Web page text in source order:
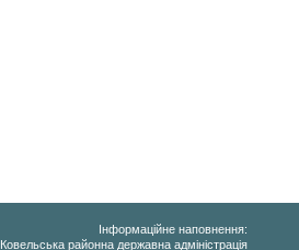
Інформаційне наповнення:
Ковельська районна державна адміністрація